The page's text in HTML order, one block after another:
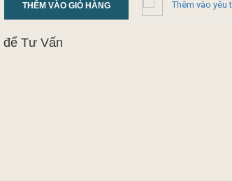
THÊM VÀO GIỎ HÀNG Thêm vào yêu
để Tư Vấn